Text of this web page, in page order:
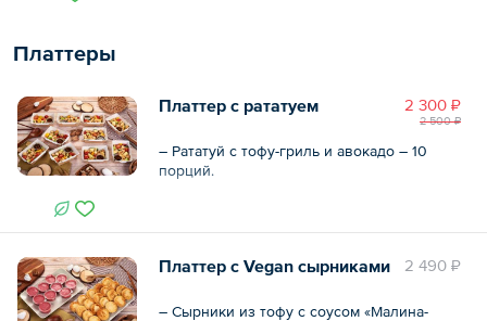
Платтеры
2 300 ₽
2 500 ₽
Платтер с рататуем
– Рататуй с тофу-гриль и авокадо – 10
порций.
Общий вес – 1.5 кг
2 490 ₽
Платтер с Vegan сырниками
– Сырники из тофу с соусом «Малина-